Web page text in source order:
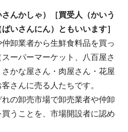
んかしゃ）［買受人（かいう
いさんにん）ともいいます］
卸業者から生鮮食料品を買っ
ーパーマーケット、八百屋さ
かな屋さん・肉屋さん・花屋
さんに売る人たちです。
の卸売市場で卸売業者や仲卸
うことを、市場開設者に認め